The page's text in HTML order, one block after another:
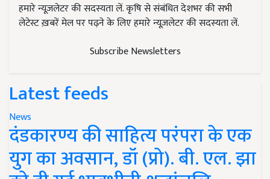
हमारे न्यूज़लेटर की सदस्यता लें. कृषि से संबंधित देशभर की सभी
लेटेस्ट ख़बरें मेल पर पढ़ने के लिए हमारे न्यूज़लेटर की सदस्यता लें.
Subscribe Newsletters
Latest feeds
News
दंडकारण्य की साहित्य परंपरा के एक
युग का अवसान, डॉ (प्रो). बी. एल. झा